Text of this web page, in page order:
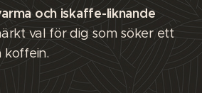
och iskaffe-liknande
val för dig som söker ett
koffein.